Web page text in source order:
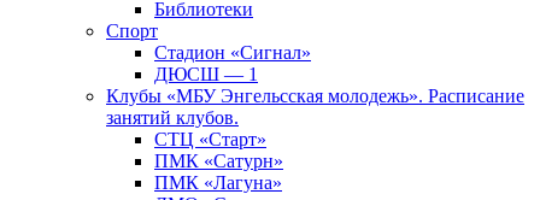
Библиотеки
Спорт
Стадион «Сигнал»
ДЮСШ — 1
Клубы «МБУ Энгельсская молодежь». Расписание
занятий клубов.
СТЦ «Старт»
ПМК «Сатурн»
ПМК «Лагуна»